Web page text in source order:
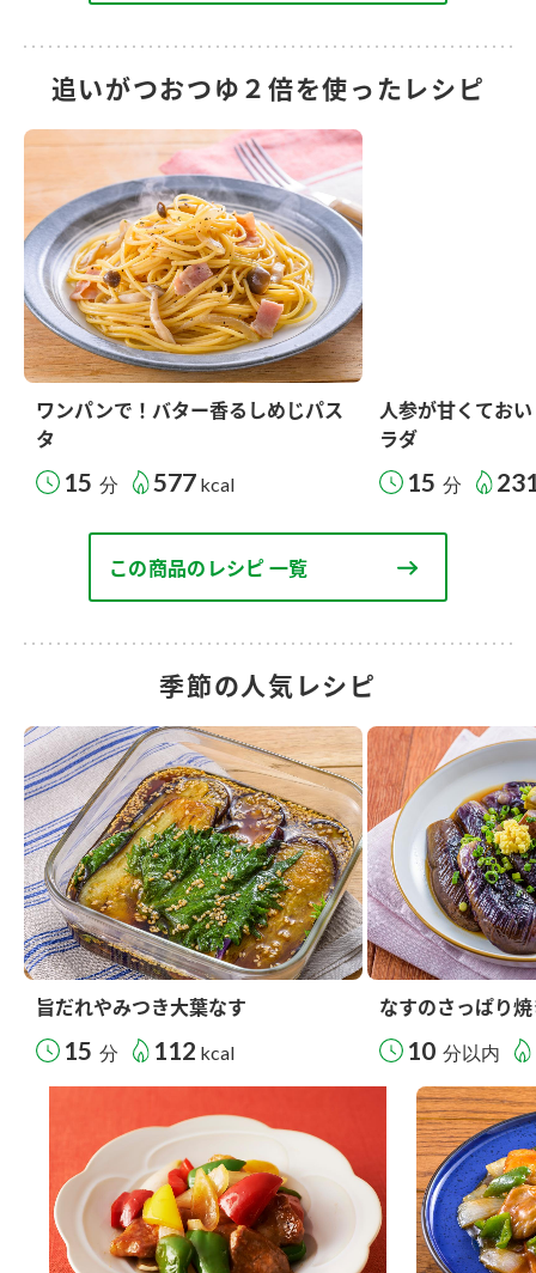
追いがつおつゆ２倍を使ったレシピ
ワンパンで！バター香るしめじパス
タ
15 分 577 kcal
人参が甘くてお
ラダ
15 分
この商品のレシピ 一覧
季節の人気レシピ
旨だれやみつき大葉なす
15 分 112 kcal
なすのさっぱり
10 分以内